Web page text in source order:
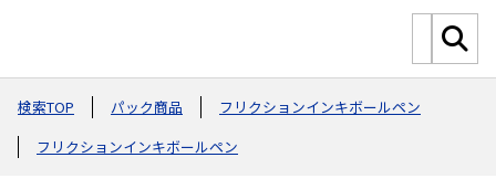
検索TOP パック商品
フリクションインキボールペン
フリクションインキボールペン